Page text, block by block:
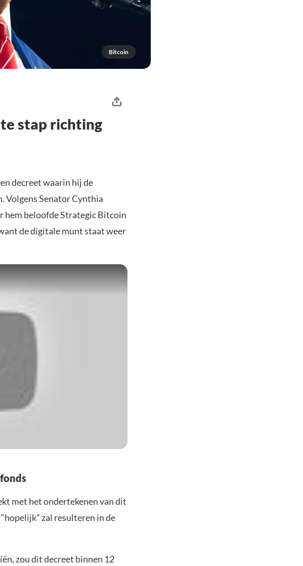
Bitcoin
stap richting
decreet waarin hij de
Volgens Senator Cynthia
hem beloofde Strategic Bitcoin
de digitale munt staat weer
met het ondertekenen van dit
zal resulteren in de
zou dit decreet binnen 12